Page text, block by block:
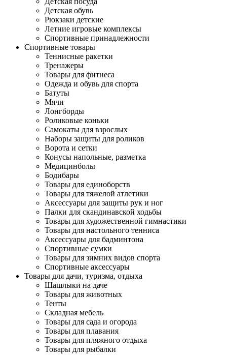
Детская обувь
Рюкзаки детские
Летние игровые комплексы
Спортивные принадлежности
Спортивные товары
Теннисные ракетки
Тренажеры
Товары для фитнеса
Одежда и обувь для спорта
Батуты
Мячи
Лонгборды
Роликовые коньки
Самокаты для взрослых
Наборы защиты для роликов
Ворота и сетки
Конусы напольные, разметка
Медицинболы
Бодибары
Товары для единоборств
Товары для тяжелой атлетики
Аксессуары для защиты рук и ног
Палки для скандинавской ходьбы
Товары для художественной гимнастики
Товары для настольного тенниса
Аксессуары для бадминтона
Спортивные сумки
Товары для зимних видов спорта
Спортивные аксессуары
Товары для дачи, туризма, отдыха
Шашлыки на даче
Товары для животных
Тенты
Складная мебель
Товары для сада и огорода
Товары для плавания
Товары для пляжного отдыха
Товары для рыбалки